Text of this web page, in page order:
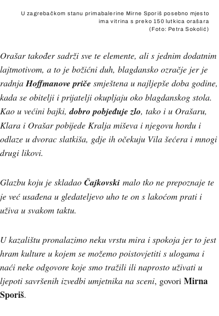
U zagrebačkom stanu primabalerine Mirne Sporiš posebno mjesto
ima vitrina s preko 150 lutkica orašara
(Foto: Petra Sokolić)
Orašar također sadrži sve te elemente, ali s jednim dodatnim
lajtmotivom, a to je božićni duh, blagdansko ozračje jer je
radnjaHoffmanove priče smještena u najljepše doba godine,
kada se obitelji i prijatelji okupljaju oko blagdanskog stola.
Kao u većini bajki,dobro pobjeđuje zlo, tako i u Orašaru,
Klara i Orašar pobijede Kralja miševa i njegovu hordu i
odlaze u dvorac slatkiša, gdje ih očekuju Vila šećera i mnogi
drugi likovi.
Glazbu koju je skladao Čajkovski malo tko ne prepoznaje te
je već usađena u gledateljevo uho te on s lakoćom prati i
uživa u svakom taktu.
U kazalištu pronalazimo neku vrstu mira i spokoja jer to jest
hram kulture u kojem se možemo poistovjetiti s ulogama i
naći neke odgovore koje smo tražili ili naprosto uživati u
ljepoti savršenih izvedbi umjetnika na sceni, govori Mirna
Sporiš.